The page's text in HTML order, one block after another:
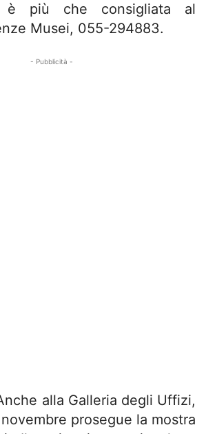
è più che consigliata al
Musei, 055-294883.
- Pubblicità -
alla Galleria degli Uffizi,
prosegue la mostra